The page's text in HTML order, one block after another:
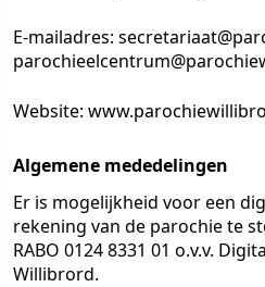
E-mailadres:
Website:
Algemene mededelingen
Er is mogelijkheid voor een
rekening van de parochie te
RABO 0124 8331 01 o.v.v.
Willibrord.